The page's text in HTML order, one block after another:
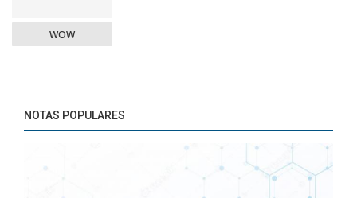
WOW
NOTAS POPULARES